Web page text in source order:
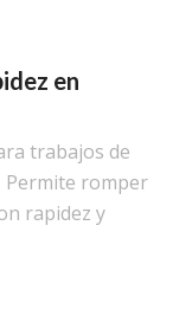
en
trabajos de
Permite romper
rapidez y